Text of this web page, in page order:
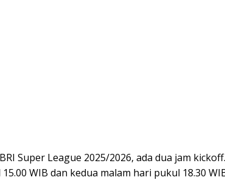
Super League 2025/2026, ada dua jam
WIB dan kedua malam hari pukul 18.30